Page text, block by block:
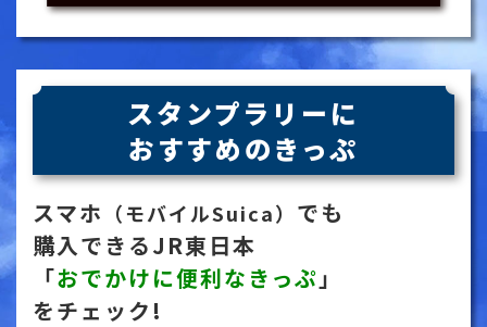
スタンプラリーに
おすすめのきっぷ
スマホ （モバイルSuica） でも
購入できるJR東日本
「おでかけに便利なきっぷ 」
をチェック!